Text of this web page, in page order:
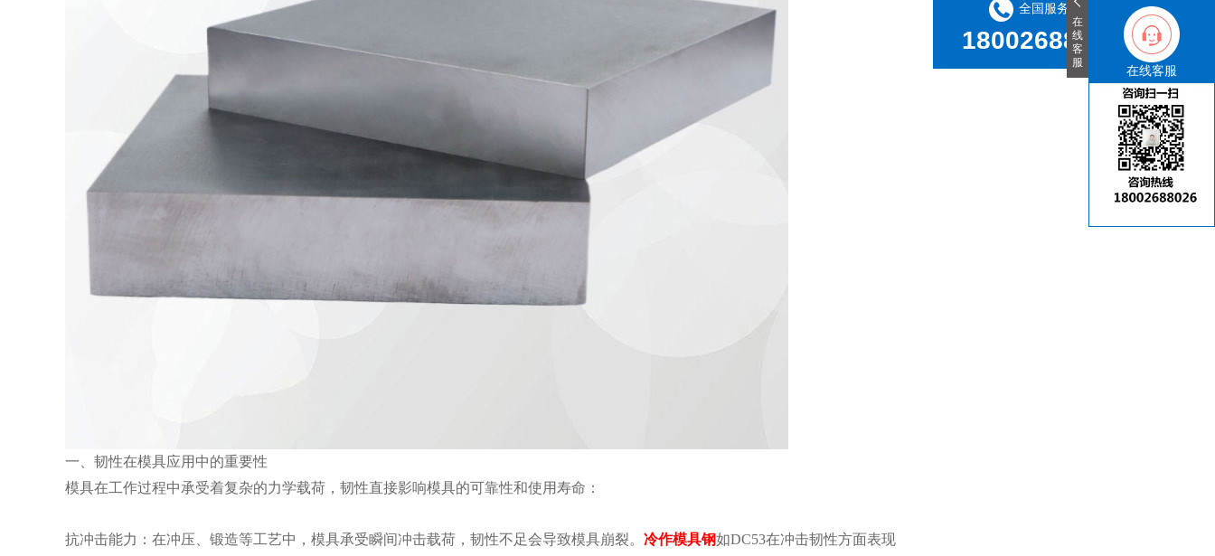
一、韧性在模具应用中的重要性
模具在工作过程中承受着复杂的力学载荷，韧性直接影响模具的可靠性和使用寿命：
抗冲击能力：在冲压、锻造等工艺中，模具承受瞬间冲击载荷，韧性不足会导致模具崩裂。 冷作模具钢如DC53在冲击韧性方面表现
全国服务热线
18002688026
在
线
客
服
在线客服